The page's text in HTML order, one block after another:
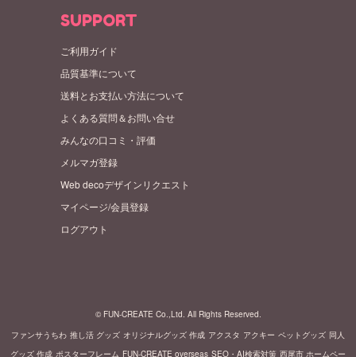
SUPPORT
ご利用ガイド
品質基準について
送料とお支払い方法について
よくある質問＆お問い合せ
みんなの口コミ・評価
メルマガ登録
Web decoデザインリクエスト
マイページ/会員登録
ログアウト
© FUN-CREATE Co.,Ltd. All Rights Reserved.
ファンサうちわ 推し活 グッズ オリジナルグッズ 作成 アクスタ アクキー ペットグッズ 同人
グッズ 作成 ポスターフレーム FUN-CREATE overseas SEO・AI検索対策 西尾市 ホームペー